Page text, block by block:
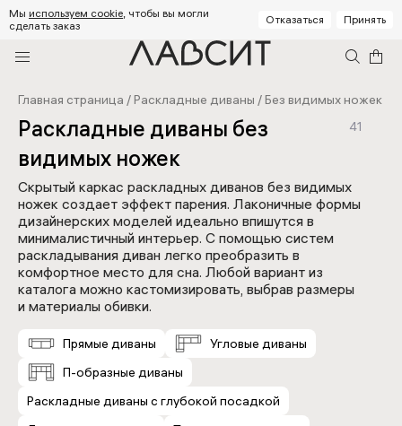
Мы используем cookie, чтобы вы могли
сделать заказ
Отказаться Принять
Главная страница /Раскладные диваны /Без видимых ножек
Раскладные диваны без
видимых ножек
41
Скрытый каркас раскладных диванов без видимых
ножек создает эффект парения. Лаконичные формы
дизайнерских моделей идеально впишутся в
минималистичный интерьер. С помощью систем
раскладывания диван легко преобразить в
комфортное место для сна. Любой вариант из
каталога можно кастомизировать, выбрав размеры
и материалы обивки.
Прямые диваны
Угловые диваны
П-образные диваны
Раскладные диваны с глубокой посадкой